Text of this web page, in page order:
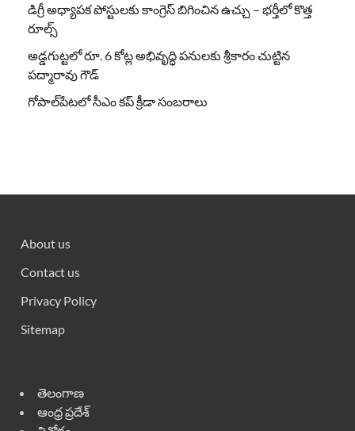
డిగ్రీ అధ్యాపక పోస్టులకు కాంగ్రెస్ బిగించిన ఉచ్చు – భర్తీలో కొత్త
రూల్స్
అడ్డగుట్టలో రూ. 6 కోట్ల అభివృద్ధి పనులకు శ్రీకారం చుట్టిన
పద్మారావు గౌడ్
గోపాల్‌పేటలో సీఎం కప్ క్రీడా సంబరాలు
About us
Contact us
Privacy Policy
Sitemap
తెలంగాణ
ఆంధ్ర ప్రదేశ్